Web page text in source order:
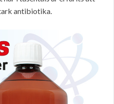
antibiotika.